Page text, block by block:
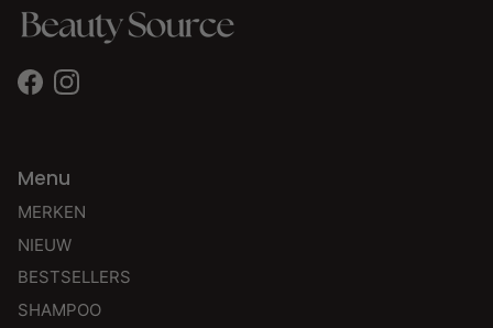
FacebookInstagram
Menu
MERKEN
NIEUW
BESTSELLERS
SHAMPOO